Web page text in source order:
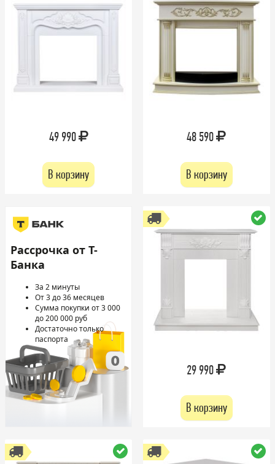
49 990
В корзину
48 590
В корзину
Рассрочка от Т-
Банка
За 2 минуты
От 3 до 36 месяцев
Сумма покупки от 3 000
до 200 000 руб
Достаточно только
паспорта
29 990
В корзину